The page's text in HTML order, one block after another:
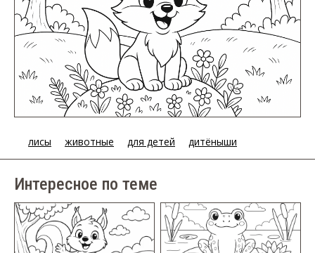
лисы животные для детей дитёныши
Интересное по теме